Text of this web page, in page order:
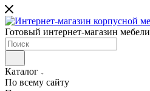
Готовый интернет-магазин мебели
Каталог
По всему сайту